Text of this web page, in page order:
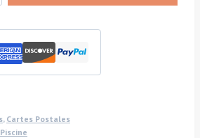
PANIER
, Cartes Postales